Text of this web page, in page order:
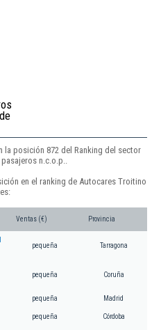
la posición 872 del Ranking del sector
n.c.o.p..
en el ranking de Autocares Troitino
Ventas (€) Provincia
pequeña Tarragona
pequeña Coruña
pequeña Madrid
pequeña Córdoba